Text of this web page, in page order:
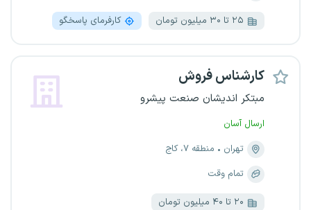
۲۵ تا ۳۰ میلیون تومان کارفرمای پاسخگو
کارشناس فروش
مبتکر اندیشان صنعت پیشرو
ارسال آسان
تهران
منطقه ۷، کاج
تمام وقت
۲۰ تا ۴۰ میلیون تومان